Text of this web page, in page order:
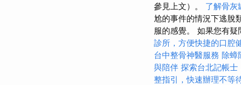
參見上文）。 了解骨灰
尬的事件的情況下逃脫
服的感覺。 如果您有
診所，方便快捷的口腔
台中整骨神醫服務 除蟑
與陪伴 探索台北記帳士
整指引，快速辦理不等